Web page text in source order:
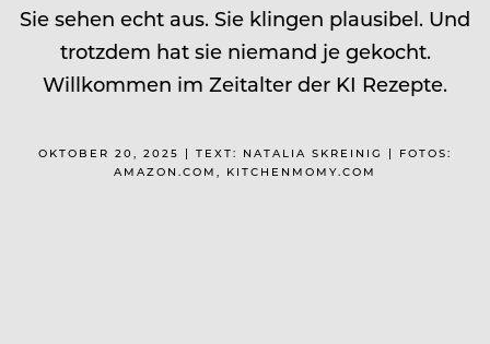
Sie sehen echt aus. Sie klingen plausibel. Und
trotzdem hat sie niemand je gekocht.
Willkommen im Zeitalter der KI Rezepte.
OKTOBER 20, 2025 | TEXT: NATALIA SKREINIG | FOTOS:
AMAZON.COM, KITCHENMOMY.COM